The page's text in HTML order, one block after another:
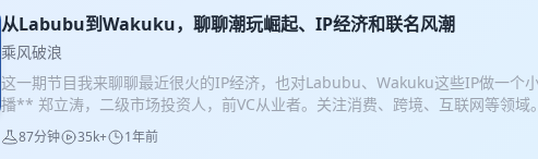
乘风破浪是一档关于商业、投资与成长的播客节目。 每期节目会分析有趣的行
领域的经典书籍和案例，并邀请行业从业者和投资人们做客节目，向高手学习，
例、行业洞察，带大家从投资视角更深入地理解商业和金融。 希望这档节目能给
启发，消除信息差，成为更好的人，同时收获更好的投资理财收益。 在风云变
浪！
从Labubu到Wakuku，聊聊潮玩崛起、IP经济和联名风潮
乘风破浪
这一期节目我来聊聊最近很火的IP经济，也对Labubu、Wakuku这些IP做一个
播** 郑立涛，二级市场投资人，前VC从业者。关注消费、跨境、互联网等领域
鹿妙妙，经营毛绒玩具工厂和Ip授权业务。 时间线： 00:02:10 妙妙介绍一下自
业务 00:07:01 我们这期节目所定义的IP是什么 00:10:23 聊聊体感：IP经济这
87分钟 35k+ 1年前